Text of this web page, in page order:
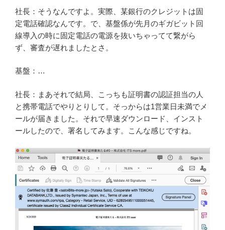
社長：そうなんですよ。実際、某銀行のクレジットは固
定電話確認なんです。で、基盤係が先月のギガビット回
線導入の時に固定電話の電源を抜いちゃってて繋がら
ず、審査が遅れましたとさ。
基盤：…
社長：まあそれで結局、こっちも証明書の認証担当の人
と携帯電話でやりとりして。そっからは1営業日未満でメ
ールが届きました。それで早速ダウンロード、インスト
ールしたので、署名してみます。こんな感じですね。